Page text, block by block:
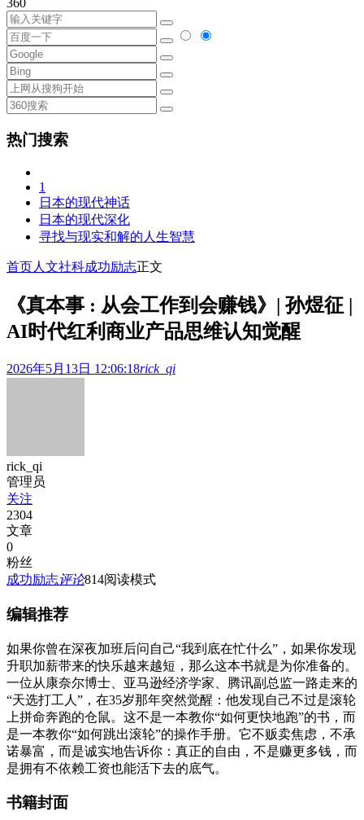
360
热门搜索
1
日本的现代神话
日本的现代深化
寻找与现实和解的人生智慧
首页人文社科成功励志正文
《真本事 : 从会工作到会赚钱》| 孙煜征 |
AI时代红利商业产品思维认知觉醒
2026年5月13日 12:06:18rick_qi
rick_qi
管理员
关注
2304
文章
0
粉丝
成功励志评论814阅读模式
编辑推荐
如果你曾在深夜加班后问自己“我到底在忙什么”，如果你发现
升职加薪带来的快乐越来越短，那么这本书就是为你准备的。
一位从康奈尔博士、亚马逊经济学家、腾讯副总监一路走来的
“天选打工人”，在35岁那年突然觉醒：他发现自己不过是滚轮
上拼命奔跑的仓鼠。这不是一本教你“如何更快地跑”的书，而
是一本教你“如何跳出滚轮”的操作手册。它不贩卖焦虑，不承
诺暴富，而是诚实地告诉你：真正的自由，不是赚更多钱，而
是拥有不依赖工资也能活下去的底气。
书籍封面